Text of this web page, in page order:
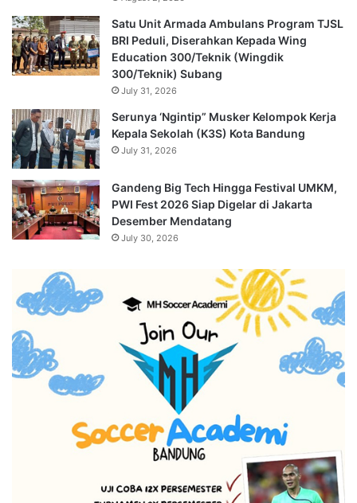
Satu Unit Armada Ambulans Program TJSL
BRI Peduli, Diserahkan Kepada Wing
Education 300/Teknik (Wingdik
300/Teknik) Subang
July 31, 2026
Serunya ‘Ngintip” Musker Kelompok Kerja
Kepala Sekolah (K3S) Kota Bandung
July 31, 2026
Gandeng Big Tech Hingga Festival UMKM,
PWI Fest 2026 Siap Digelar di Jakarta
Desember Mendatang
July 30, 2026